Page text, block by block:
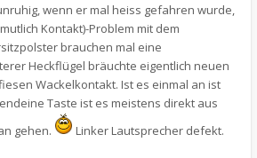
wenn er mal heiss gefahren wurde,
Kontakt)-Problem mit dem
brauchen mal eine
Heckflügel bräuchte eigentlich neuen
Wackelkontakt. Ist es einmal an ist
Taste ist es meistens direkt aus
gehen.
Linker Lautsprecher defekt.